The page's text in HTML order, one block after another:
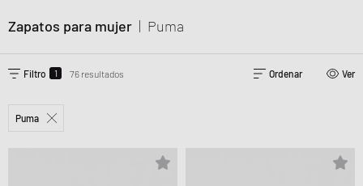
Zapatos para mujer | Puma
Filtro 1 76 resultados Ordenar Ver
Puma